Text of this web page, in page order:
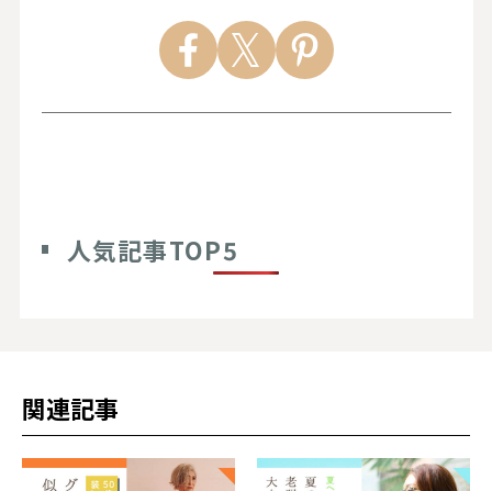
人気記事TOP5
関連記事